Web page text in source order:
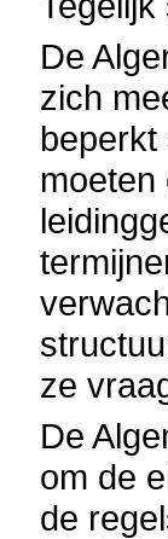
De
zich
moeten
ze
De
om de
de